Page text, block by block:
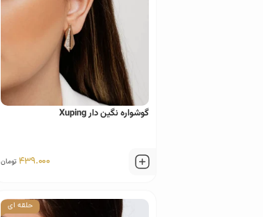
گوشواره نگین دار Xuping
439.000 تومان
حلقه ای